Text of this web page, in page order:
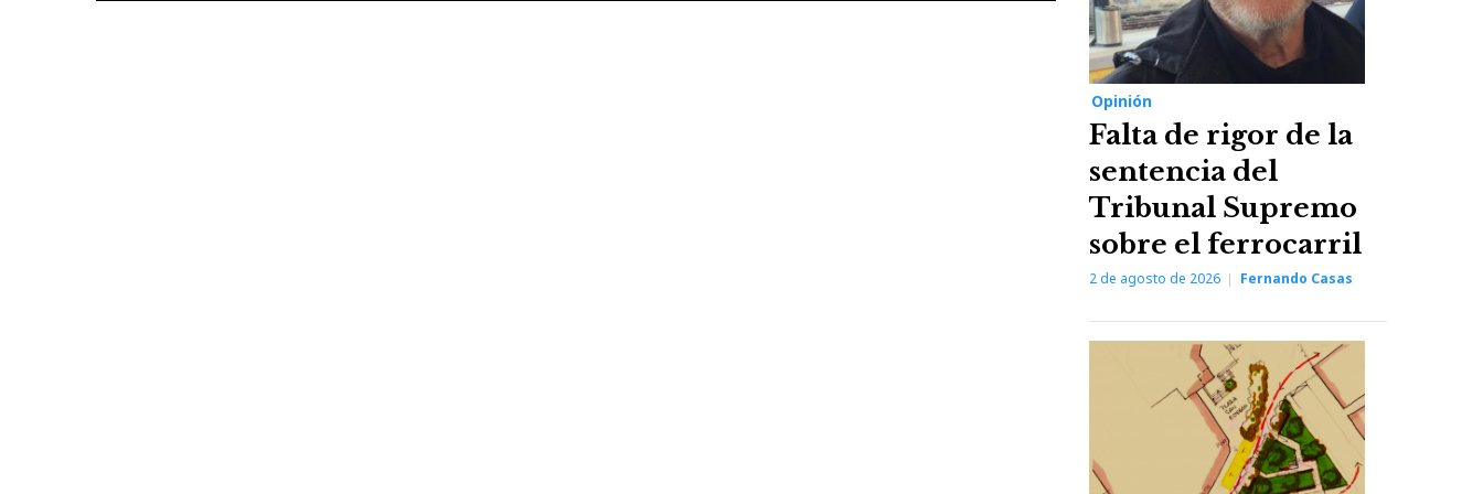
Opinión
Falta de rigor de la
sentencia del
Tribunal Supremo
sobre el ferrocarril
2 de agosto de 2026 Fernando Casas